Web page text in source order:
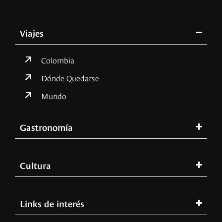
Viajes
Colombia
Dónde Quedarse
Mundo
Gastronomía
Cultura
Links de interés